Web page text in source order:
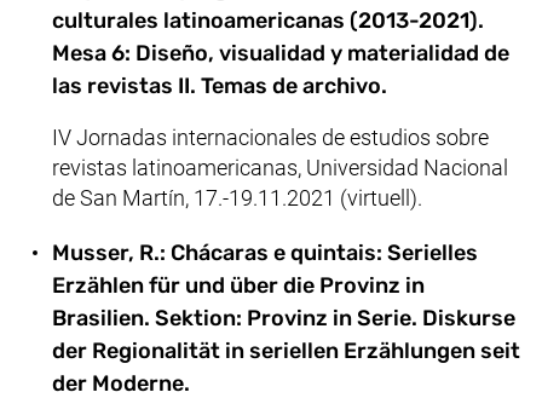
culturales latinoamericanas (2013-2021).
Mesa 6: Diseño, visualidad y materialidad de
las revistas II. Temas de archivo.
IV Jornadas internacionales de estudios sobre
revistas latinoamericanas, Universidad Nacional
de San Martín, 17.-19.11.2021 (virtuell).
Musser, R.: Chácaras e quintais: Serielles
Erzählen für und über die Provinz in
Brasilien. Sektion: Provinz in Serie. Diskurse
der Regionalität in seriellen Erzählungen seit
der Moderne.